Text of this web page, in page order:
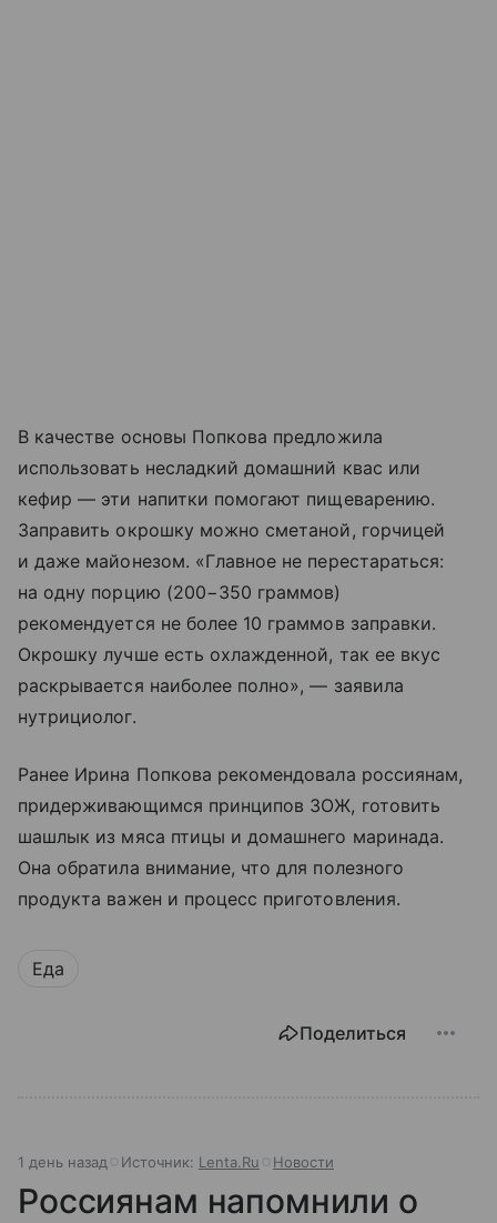
В качестве основы Попкова предложила
использовать несладкий домашний квас или
кефир — эти напитки помогают пищеварению.
Заправить окрошку можно сметаной, горчицей
и даже майонезом. «Главное не перестараться:
на одну порцию (200−350 граммов)
рекомендуется не более 10 граммов заправки.
Окрошку лучше есть охлажденной, так ее вкус
раскрывается наиболее полно», — заявила
нутрициолог.
Ранее Ирина Попкова рекомендовала россиянам,
придерживающимся принципов ЗОЖ, готовить
шашлык из мяса птицы и домашнего маринада.
Она обратила внимание, что для полезного
продукта важен и процесс приготовления.
Еда
Поделиться
1 день назад Источник: Lenta.Ru Новости
Россиянам напомнили о